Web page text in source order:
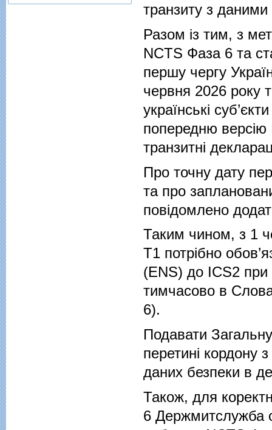
транзиту з
Разом із тим, з
NCTS Фаза 6 та
першу чергу
червня 2026 року
українські
попередню версію
транзитні
Про точну дату
та про
повідомлено
Таким чином, з 1
Т1 потрібно
(ENS) до ICS2 при
тимчасово в
6).
Подавати
перетині кордону
даних безпеки в
Також, для
6 Держмитслужба